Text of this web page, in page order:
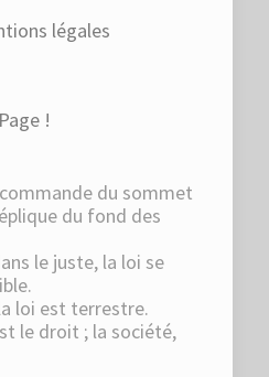
légales
!
du sommet
du fond des
le juste, la loi se
loi est terrestre.
le droit ; la société,